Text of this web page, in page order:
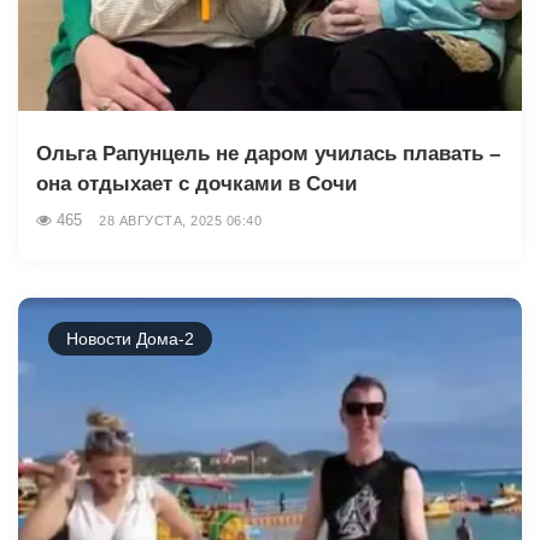
Ольга Рапунцель не даром училась плавать –
она отдыхает с дочками в Сочи
465 28 АВГУСТА, 2025 06:40
Новости Дома-2